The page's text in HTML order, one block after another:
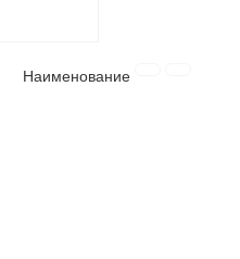
Наименование